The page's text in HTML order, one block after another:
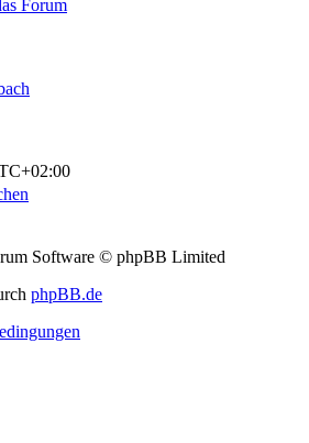
Forum
Software © phpBB Limited
phpBB.de